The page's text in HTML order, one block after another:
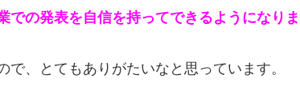
での発表を自信を持ってできるようになりま
、とてもありがたいなと思っています。